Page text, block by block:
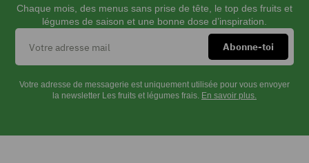
INSTRUCTIONS
aux
Chaque mois, des menus sans prise de tête, le top des fruits et
légumes de saison et une bonne dose d’inspiration.
Votre adresse de messagerie est uniquement utilisée pour vous envoyer
la newsletter Les fruits et légumes frais. En savoir plus.